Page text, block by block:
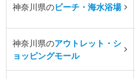
神奈川県のビーチ・海水浴場
神奈川県のアウトレット・シ
ョッピングモール